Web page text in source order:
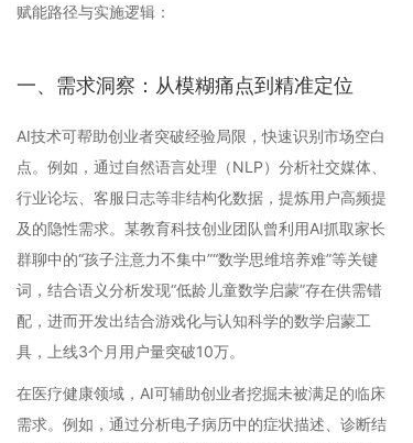
赋能路径与实施逻辑：
一、需求洞察：从模糊痛点到精准定位
AI技术可帮助创业者突破经验局限，快速识别市场空白
点。例如，通过自然语言处理（NLP）分析社交媒体、
行业论坛、客服日志等非结构化数据，提炼用户高频提
及的隐性需求。某教育科技创业团队曾利用AI抓取家长
群聊中的“孩子注意力不集中”“数学思维培养难”等关键
词，结合语义分析发现“低龄儿童数学启蒙”存在供需错
配，进而开发出结合游戏化与认知科学的数学启蒙工
具，上线3个月用户量突破10万。
在医疗健康领域，AI可辅助创业者挖掘未被满足的临床
需求。例如，通过分析电子病历中的症状描述、诊断结